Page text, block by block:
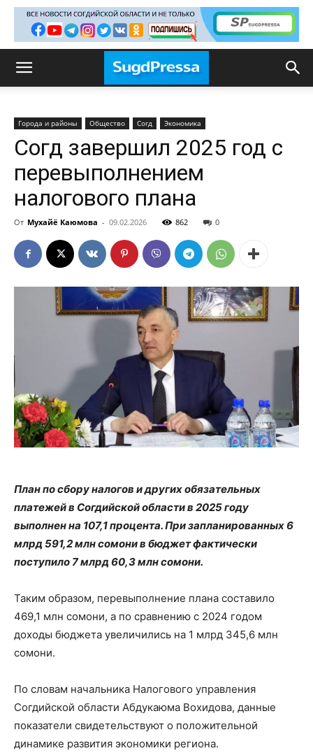
Города и районы Общество Согд Экономика
Согд завершил 2025 год с
перевыполнением
налогового плана
От Мухайё Каюмова - 09.02.2026 862 0
План по сбору налогов и других обязательных
платежей в Согдийской области в 2025 году
выполнен на 107,1 процента. При запланированных 6
млрд 591,2 млн сомони в бюджет фактически
поступило 7 млрд 60,3 млн сомони.
Таким образом, перевыполнение плана составило
469,1 млн сомони, а по сравнению с 2024 годом
доходы бюджета увеличились на 1 млрд 345,6 млн
сомони.
По словам начальника Налогового управления
Согдийской области Абдукаюма Вохидова, данные
показатели свидетельствуют о положительной
динамике развития экономики региона.